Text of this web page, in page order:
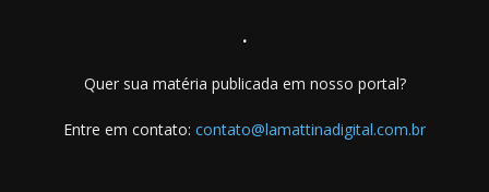
.
Quer sua matéria publicada em nosso portal?
Entre em contato: contato@lamattinadigital.com.br